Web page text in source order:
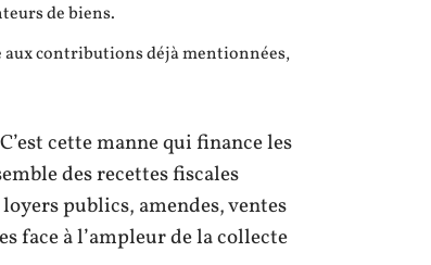
de biens.
aux contributions déjà mentionnées,
cette manne qui finance les
des recettes fiscales
publics, amendes, ventes
face à l’ampleur de la collecte